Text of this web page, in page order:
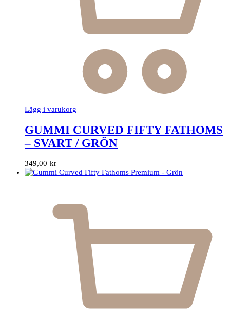
Lägg i varukorg
GUMMI CURVED FIFTY FATHOMS
– SVART / GRÖN
349,00 kr